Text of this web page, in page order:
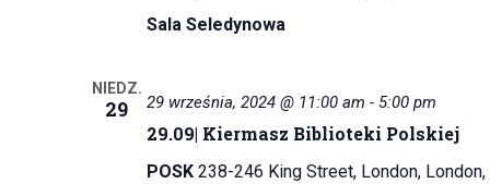
Sala Seledynowa
NIEDZ.
29
29.09| Kiermasz Biblioteki Polskiej
29 września, 2024 @ 11:00 am - 5:00 pm
POSK 238-246 King Street, London,